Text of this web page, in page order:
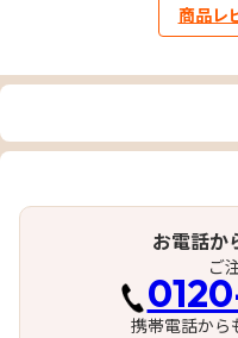
商品レ
お電話か
ご
携帯電話から